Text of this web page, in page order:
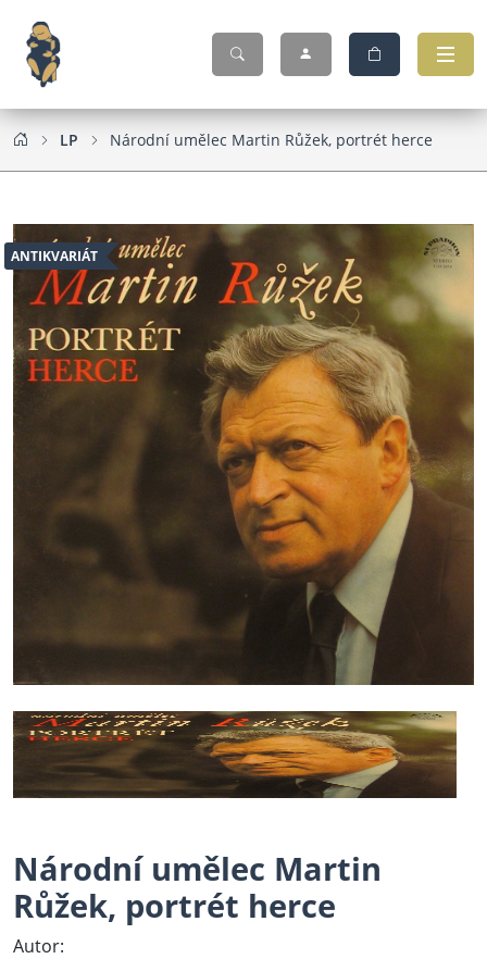
LP Národní umělec Martin Růžek, portrét herce
ANTIKVARIÁT
Národní umělec Martin
Růžek, portrét herce
Autor: